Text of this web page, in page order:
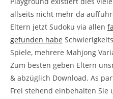
allseits nicht mehr da
Eltern jetzt Sudoku via allen
gefunden habe
Spiele, mehrere Mahjong
Zum besten geben Eltern
& abzüglich Download. As
Frei stehend einbehalten Sie